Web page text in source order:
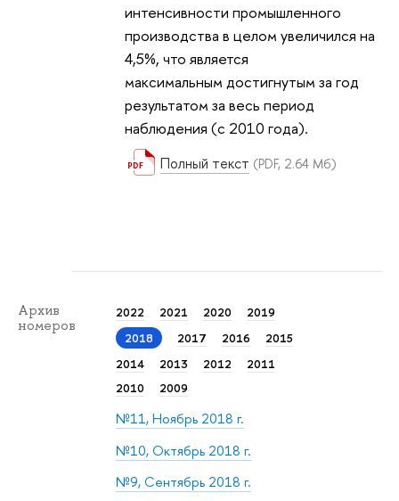
интенсивности промышленного
производства в целом увеличился на
4,5%, что является
максимальным достигнутым за год
результатом за весь период
наблюдения (с 2010 года).
Полный текст (PDF, 2.64 Мб)
Архив
номеров
2022 2021 2020
2019
2018
2017 2016
2015
2014
2013 2012
2011
2010
2009
№11, Ноябрь 2018 г.
№10, Октябрь 2018 г.
№9, Сентябрь 2018 г.